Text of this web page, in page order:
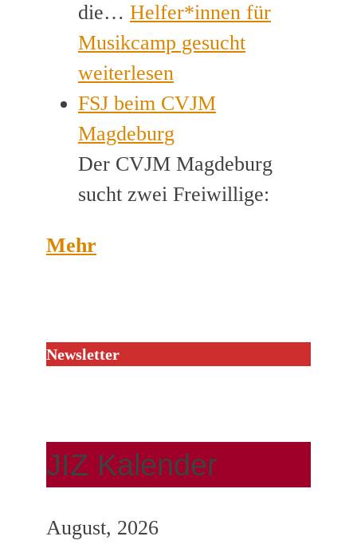
die… Helfer*innen für
Musikcamp gesucht
weiterlesen
FSJ beim CVJM
Magdeburg
Der CVJM Magdeburg
sucht zwei Freiwillige:
Mehr
Newsletter
JIZ Kalender
August, 2026